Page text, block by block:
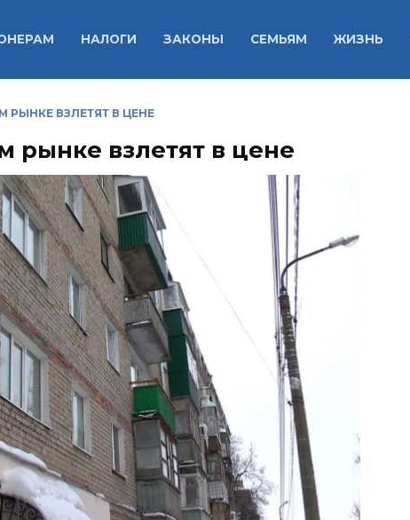
НАЛОГИ ЗАКОНЫ СЕМЬЯМ ЖИЗНЬ
ВЗЛЕТЯТ В ЦЕНЕ
рынке взлетят в цене